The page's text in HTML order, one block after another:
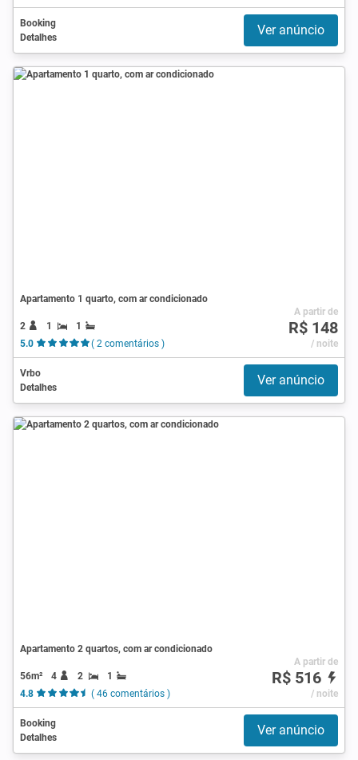
Booking
Detalhes
Ver anúncio
Apartamento 1 quarto, com ar condicionado
2 1
1
5.0
( 2 comentários )
A partir de
R$ 148
/ noite
Vrbo
Detalhes
Ver anúncio
Apartamento 2 quartos, com ar condicionado
56m² 4 2
1
4.8
( 46 comentários )
A partir de
R$ 516
/ noite
Booking
Detalhes
Ver anúncio